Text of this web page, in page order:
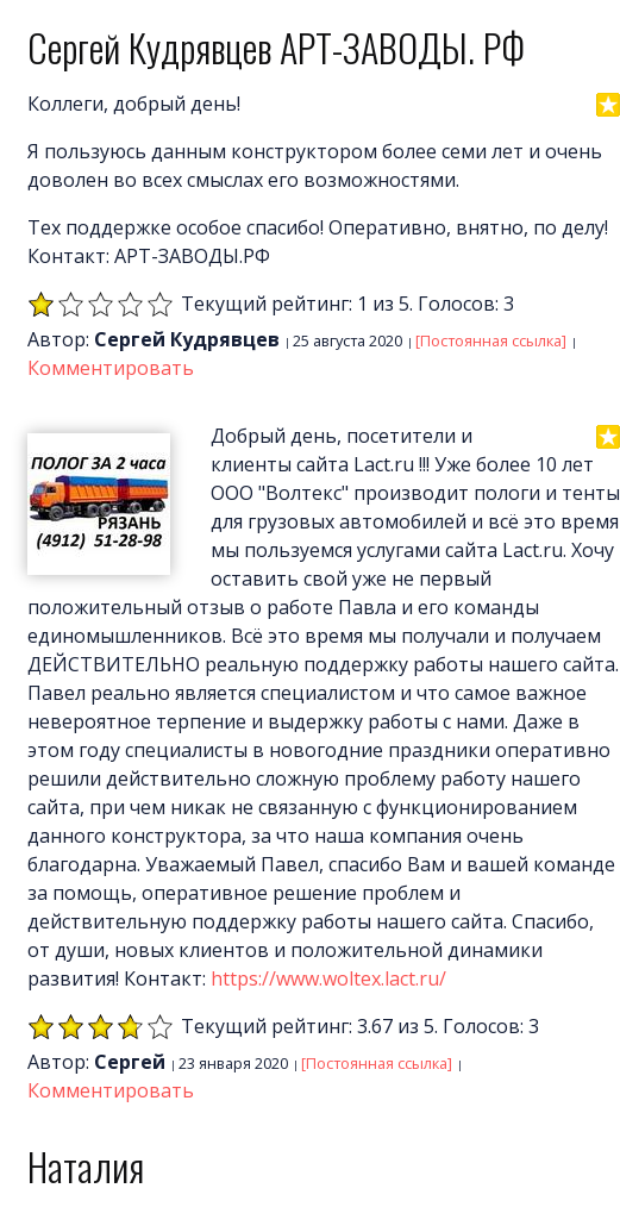
Сергей Кудрявцев АРТ-ЗАВОДЫ. РФ
Коллеги, добрый день!
Я пользуюсь данным конструктором более семи лет и очень
доволен во всех смыслах его возможностями.
Тех поддержке особое спасибо! Оперативно, внятно, по делу!
Контакт: АРТ-ЗАВОДЫ.РФ
Текущий рейтинг: 1 из 5. Голосов: 3
Автор: Сергей Кудрявцев 25 августа 2020 [Постоянная ссылка]
Комментировать
Добрый день, посетители и
клиенты сайта Lact.ru !!! Уже более 10 лет
ООО "Волтекс" производит пологи и тенты
для грузовых автомобилей и всё это время
мы пользуемся услугами сайта Lact.ru. Хочу
оставить свой уже не первый
положительный отзыв о работе Павла и его команды
единомышленников. Всё это время мы получали и получаем
ДЕЙСТВИТЕЛЬНО реальную поддержку работы нашего сайта.
Павел реально является специалистом и что самое важное
невероятное терпение и выдержку работы с нами. Даже в
этом году специалисты в новогодние праздники оперативно
решили действительно сложную проблему работу нашего
сайта, при чем никак не связанную с функционированием
данного конструктора, за что наша компания очень
благодарна. Уважаемый Павел, спасибо Вам и вашей команде
за помощь, оперативное решение проблем и
действительную поддержку работы нашего сайта. Спасибо,
от души, новых клиентов и положительной динамики
развития! Контакт: https://www.woltex.lact.ru/
Текущий рейтинг: 3.67 из 5. Голосов: 3
Автор: Сергей 23 января 2020 [Постоянная ссылка]
Комментировать
Наталия